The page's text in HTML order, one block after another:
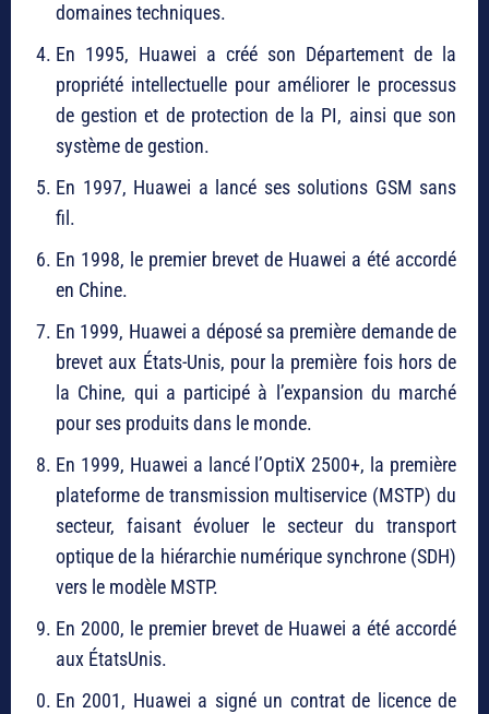
domaines techniques.
En 1995, Huawei a créé son Département de la
propriété intellectuelle pour améliorer le processus
de gestion et de protection de la PI, ainsi que son
système de gestion.
En 1997, Huawei a lancé ses solutions GSM sans
fil.
En 1998, le premier brevet de Huawei a été accordé
en Chine.
En 1999, Huawei a déposé sa première demande de
brevet aux États-Unis, pour la première fois hors de
la Chine, qui a participé à l’expansion du marché
pour ses produits dans le monde.
En 1999, Huawei a lancé l’OptiX 2500+, la première
plateforme de transmission multiservice (MSTP) du
secteur, faisant évoluer le secteur du transport
optique de la hiérarchie numérique synchrone (SDH)
vers le modèle MSTP.
En 2000, le premier brevet de Huawei a été accordé
aux ÉtatsUnis.
En 2001, Huawei a signé un contrat de licence de